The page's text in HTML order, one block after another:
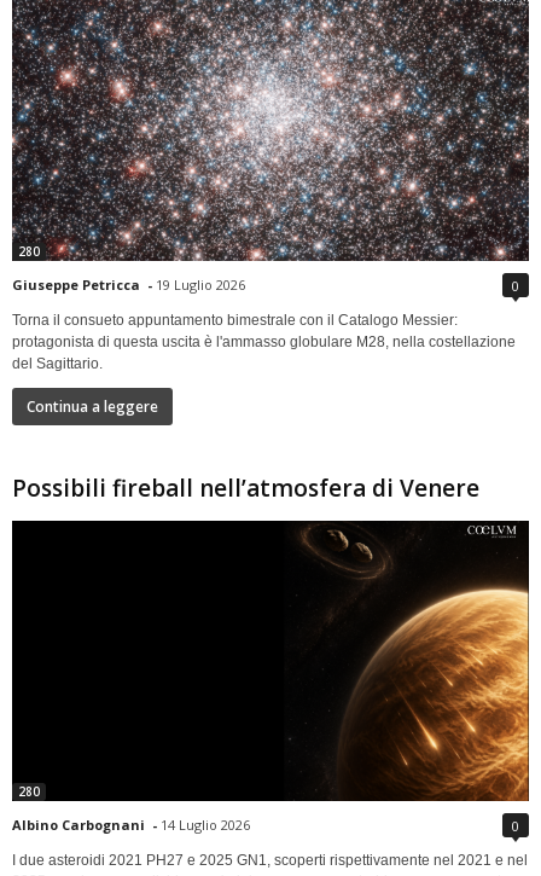
280
Giuseppe Petricca - 19 Luglio 2026 0
Torna il consueto appuntamento bimestrale con il Catalogo Messier:
protagonista di questa uscita è l'ammasso globulare M28, nella costellazione
del Sagittario.
Continua a leggere
Possibili fireball nell’atmosfera di Venere
280
Albino Carbognani - 14 Luglio 2026 0
I due asteroidi 2021 PH27 e 2025 GN1, scoperti rispettivamente nel 2021 e nel